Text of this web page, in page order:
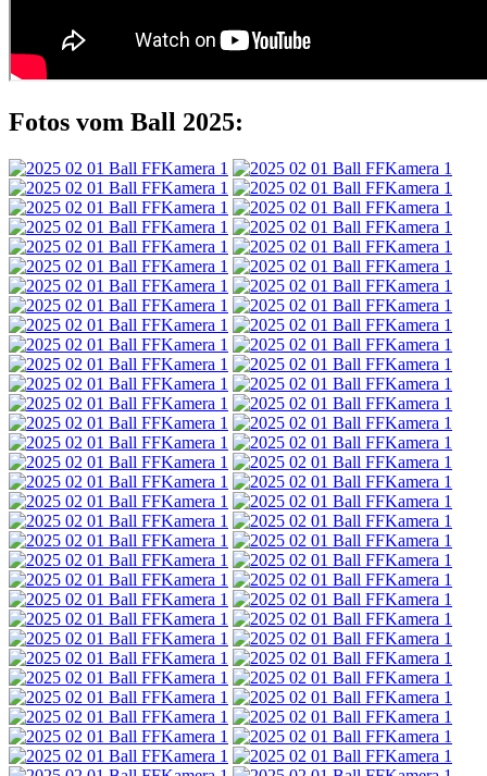
Fotos vom Ball 2025: